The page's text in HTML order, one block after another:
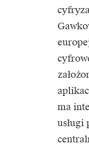
ma
usługi